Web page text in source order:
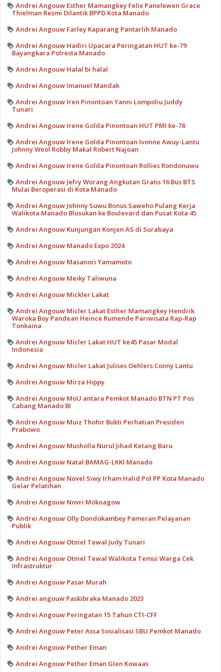
Andrei Angouw Esther Mamangkey Felix Panelewen Grace
Thielman Resmi Dilantik BPPD Kota Manado
Andrei Angouw Farley Kaparang Pantarlih Manado
Andrei Angouw Hadiri Upacara Peringatan HUT ke-79
Bayangkara Polresta Manado
Andrei Angouw Halal bi halal
Andrei Angouw Imanuel Mandak
Andrei Angouw Iren Pinontoan Yanni Lompoliu Juddy
Tunari
Andrei Angouw Irene Golda Pinontoan HUT PMI ke-78
Andrei Angouw Irene Golda Pinontoan Ivonne Awuy-Lantu
Johnny Weol Robby Makal Robert Najoan
Andrei Angouw Irene Golda Pinontoan Rollies Rondonuwu
Andrei Angouw Jefry Worang Angkutan Gratis 16 Bus BTS
Mulai Beroperasi di Kota Manado
Andrei Angouw Johnny Suwu Bonus Saweho Pulang Kerja
Walikota Manado Blusukan ke Boulevard dan Pusat Kota 45
Andrei Angouw Kunjungan Konjen AS di Surabaya
Andrei Angouw Manado Expo 2024
Andrei Angouw Masanori Yamamoto
Andrei Angouw Meiky Taliwuna
Andrei Angouw Mickler Lakat
Andrei Angouw Micler Lakat Esther Mamangkey Hendrik
Waroka Boy Pandean Heince Rumende Pariwisata Rap-Rap
Tonkaina
Andrei Angouw Micler Lakat HUT ke45 Pasar Modal
Indonesia
Andrei Angouw Micler Lakat Julises Oehlers Conny Lantu
Andrei Angouw Mirza Hippy
Andrei Angouw MoU antara Pemkot Manado BTN PT Pos
Cabang Manado BI
Andrei Angouw Muiz Thohir Bukti Perhatian Presiden
Prabowo
Andrei Angouw Musholla Nurul Jihad Ketang Baru
Andrei Angouw Natal BAMAG-LKKI Manado
Andrei Angouw Novel Siwy Irham Halid Pol PP Kota Manado
Gelar Pelatihan
Andrei Angouw Novri Mokoagow
Andrei Angouw Olly Dondokambey Pameran Pelayanan
Publik
Andrei Angouw Otniel Tewal Judy Tunari
Andrei Angouw Otniel Tewal Walikota Temui Warga Cek
Infrastruktur
Andrei Angouw Pasar Murah
Andrei angouw Paskibraka Manado 2023
Andrei Angouw Peringatan 15 Tahun CTI-CFF
Andrei Angouw Peter Assa Sosialisasi SBU Pemkot Manado
Andrei Angouw Pether Eman
Andrei Angouw Pether Eman Glen Kowaas